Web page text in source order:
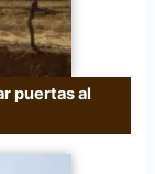
puertas al